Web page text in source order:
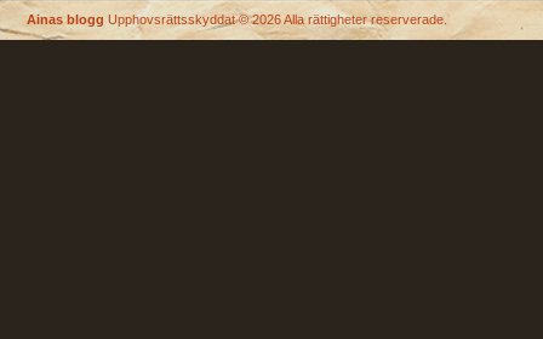
Ainas blogg Upphovsrättsskyddat © 2026 Alla rättigheter reserverade.